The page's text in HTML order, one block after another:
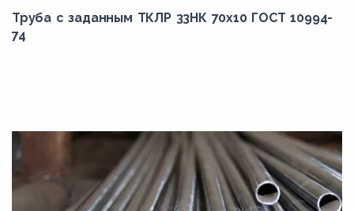
Труба с заданным ТКЛР 33НК 70x10 ГОСТ 10994-
74